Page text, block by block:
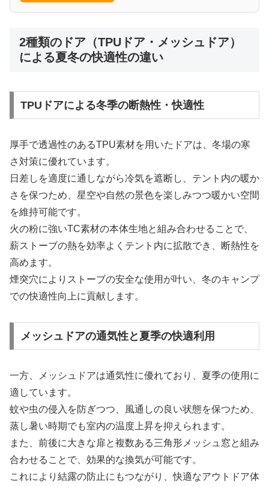
2種類のドア（TPUドア・メッシュドア）
による夏冬の快適性の違い
TPUドアによる冬季の断熱性・快適性
厚手で透過性のあるTPU素材を用いたドアは、冬場の寒
さ対策に優れています。
日差しを適度に通しながら冷気を遮断し、テント内の暖か
さを保つため、星空や自然の景色を楽しみつつ暖かい空間
を維持可能です。
火の粉に強いTC素材の本体生地と組み合わせることで、
薪ストーブの熱を効率よくテント内に拡散でき、断熱性を
高めます。
煙突穴によりストーブの安全な使用が叶い、冬のキャンプ
での快適性向上に貢献します。
メッシュドアの通気性と夏季の快適利用
一方、メッシュドアは通気性に優れており、夏季の使用に
適しています。
蚊や虫の侵入を防ぎつつ、風通しの良い状態を保つため、
蒸し暑い時期でも室内の温度上昇を抑えられます。
また、前後に大きな扉と複数ある三角形メッシュ窓と組み
合わせることで、効果的な換気が可能です。
これにより結露の防止にもつながり、快適なアウトドア体